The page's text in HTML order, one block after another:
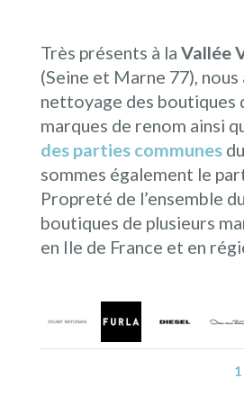
Très présents à la Vallée
(Seine et Marne 77), nous
nettoyage des boutiques
marques de renom ainsi
des parties communes
sommes également le
Propreté de l’ensemble
boutiques de plusieurs
en Ile de France et en
1